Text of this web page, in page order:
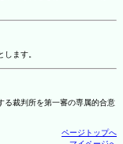
ます。
る裁判所を第一審の専属的合意
ページトップへ